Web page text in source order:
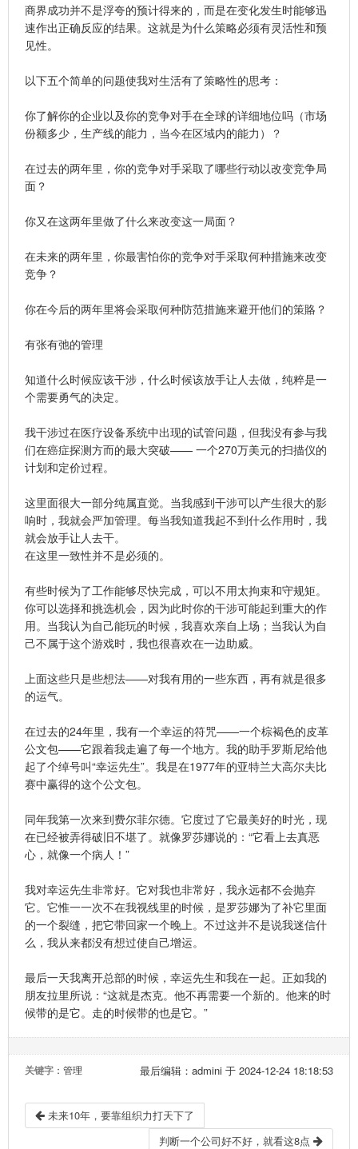
商界成功并不是浮夸的预计得来的，而是在变化发生时能够迅
速作出正确反应的结果。这就是为什么策略必须有灵活性和预
见性。
以下五个简单的问题使我对生活有了策略性的思考：
你了解你的企业以及你的竞争对手在全球的详细地位吗（市场
份额多少，生产线的能力，当今在区域内的能力）？
在过去的两年里，你的竞争对手采取了哪些行动以改变竞争局
面？
你又在这两年里做了什么来改变这一局面？
在未来的两年里，你最害怕你的竞争对手采取何种措施来改变
竞争？
你在今后的两年里将会采取何种防范措施来避开他们的策賂？
有张有弛的管理
知道什么时候应该干涉，什么时候该放手让人去做，纯粹是一
个需要勇气的决定。
我干涉过在医疗设备系统中出现的试管问题，但我没有参与我
们在癌症探测方而的最大突破—— 一个270万美元的扫描仪的
计划和定价过程。
这里面很大一部分纯属直觉。当我感到干涉可以产生很大的影
响时，我就会严加管理。每当我知道我起不到什么作用时，我
就会放手让人去干。
在这里一致性并不是必须的。
有些时候为了工作能够尽快完成，可以不用太拘束和守规矩。
你可以选择和挑选机会，因为此时你的干涉可能起到重大的作
用。当我认为自己能玩的时候，我喜欢亲自上场；当我认为自
己不属于这个游戏时，我也很喜欢在一边助威。
上面这些只是些想法——对我有用的一些东西，再有就是很多
的运气。
在过去的24年里，我有一个幸运的符咒——一个棕褐色的皮革
公文包——它跟着我走遍了每一个地方。我的助手罗斯尼给他
起了个绰号叫“幸运先生”。我是在1977年的亚特兰大高尔夫比
赛中赢得的这个公文包。
同年我第一次来到费尔菲尔德。它度过了它最美好的时光，现
在已经被弄得破旧不堪了。就像罗莎娜说的：“它看上去真恶
心，就像一个病人！”
我对幸运先生非常好。它对我也非常好，我永远都不会抛弃
它。它惟一一次不在我视线里的时候，是罗莎娜为了补它里面
的一个裂缝，把它带回家一个晚上。不过这并不是说我迷信什
么，我从来都没有想过使自己增运。
最后一天我离开总部的时候，幸运先生和我在一起。正如我的
朋友拉里所说：“这就是杰克。他不再需要一个新的。他来的时
候带的是它。走的时候带的也是它。”
最后编辑：admini 于 2024-12-24 18:18:53
关键字 ：管理
未来10年，要靠组织力打天下了
判断一个公司好不好，就看这8点